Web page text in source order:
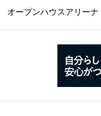
オープンハウスアリーナ